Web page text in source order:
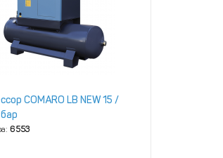
COMARO LB NEW 15 /
6553